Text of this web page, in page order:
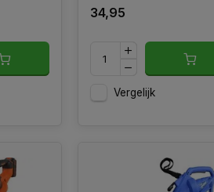
34,95
Vergelijk